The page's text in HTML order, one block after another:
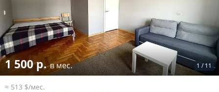
1 / 11
1 500 р.в мес.
≈ 513 $/мес.